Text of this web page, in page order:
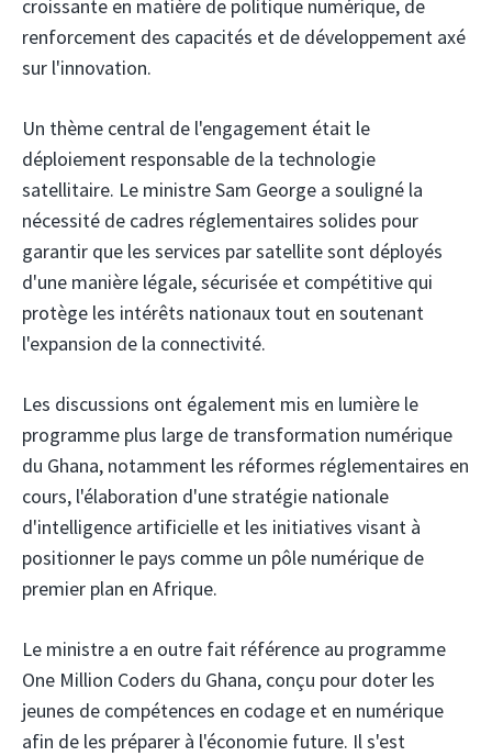
croissante en matière de politique numérique, de
renforcement des capacités et de développement axé
sur l'innovation.
Un thème central de l'engagement était le
déploiement responsable de la technologie
satellitaire. Le ministre Sam George a souligné la
nécessité de cadres réglementaires solides pour
garantir que les services par satellite sont déployés
d'une manière légale, sécurisée et compétitive qui
protège les intérêts nationaux tout en soutenant
l'expansion de la connectivité.
Les discussions ont également mis en lumière le
programme plus large de transformation numérique
du Ghana, notamment les réformes réglementaires en
cours, l'élaboration d'une stratégie nationale
d'intelligence artificielle et les initiatives visant à
positionner le pays comme un pôle numérique de
premier plan en Afrique.
Le ministre a en outre fait référence au programme
One Million Coders du Ghana, conçu pour doter les
jeunes de compétences en codage et en numérique
afin de les préparer à l'économie future. Il s'est